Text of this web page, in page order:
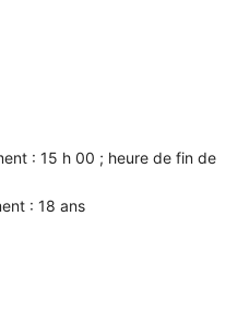
: 15 h 00 ; heure de fin de
: 18 ans